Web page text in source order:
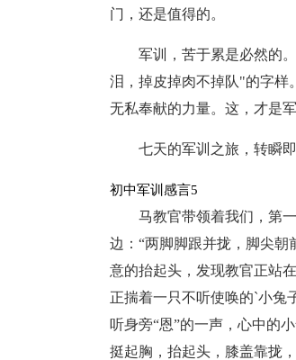
门，还是值得的。
军训，苦于累是必然的
泪，掉皮掉肉不掉队"的字样
无私奉献的力量。这，才是
七天的军训之旅，转瞬
初中军训感言5
马教官带领着我们，第
边：“两脚脚跟并拢，脚尖
意的抬起头，发现教官正站
正揣着一只不听使唤的`小兔
听身旁“恩”的一声，心中的
挺起胸，抬起头，膝盖靠拢